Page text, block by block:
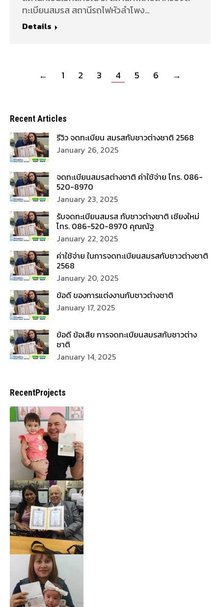
ทะเบียนสมรส สถานีรถไฟหัวลำโพง…
Details
← 1 2 3 4 5 6 →
Recent Articles
รีวิว จดทะเบียน สมรสกับชาวต่างชาติ 2568
January 26, 2025
จดทะเบียนสมรสต่างชาติ ค่าใช้จ่าย โทร. 086-
520-8970
January 23, 2025
รับจดทะเบียนสมรส กับชาวต่างชาติ เชียงใหม่
โทร. 086-520-8970 คุณณัฐ
January 22, 2025
ค่าใช้จ่าย ในการจดทะเบียนสมรสกับชาวต่างชาติ
2568
January 20, 2025
ข้อดี ของการแต่งงานกับชาวต่างชาติ
January 17, 2025
ข้อดี ข้อเสีย การจดทะเบียนสมรสกับชาวต่าง
ชาติ
January 14, 2025
RecentProjects